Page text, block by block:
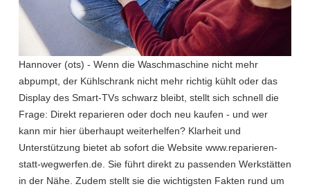
Hannover (ots) - Wenn die Waschmaschine nicht mehr
abpumpt, der Kühlschrank nicht mehr richtig kühlt oder das
Display des Smart-TVs schwarz bleibt, stellt sich schnell die
Frage: Direkt reparieren oder doch neu kaufen - und wer
kann mir hier überhaupt weiterhelfen? Klarheit und
Unterstützung bietet ab sofort die Website www.reparieren-
statt-wegwerfen.de. Sie führt direkt zu passenden Werkstätten
in der Nähe. Zudem stellt sie die wichtigsten Fakten rund um